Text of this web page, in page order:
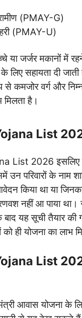
(PMAY-G)
(PMAY-U)
या जर्जर मकानों में
लिए सहायता दी जाती
से कमजोर वर्ग और
मिलता है।
List
List 2026 इसलिए
उन परिवारों के नाम
किया था या
नहीं आ पाया था।
यह सूची तैयार
को ही योजना का लाभ
List
आवास योजना के